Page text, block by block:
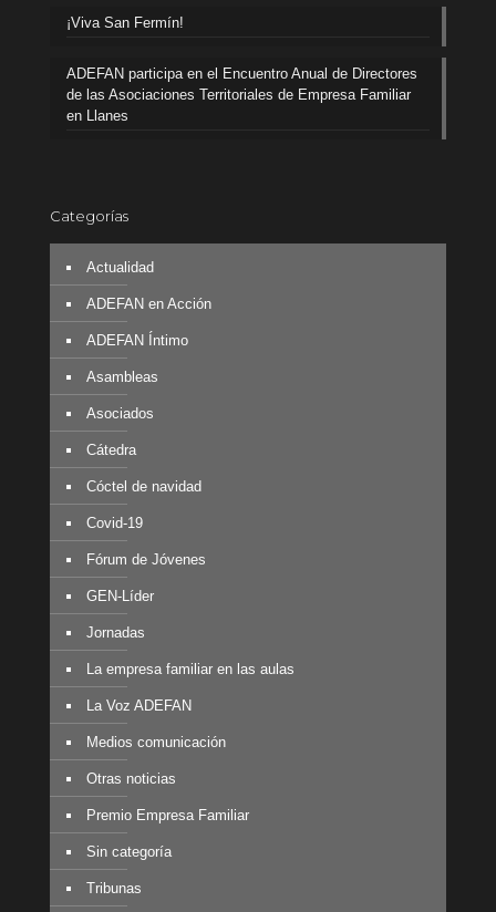
¡Viva San Fermín!
ADEFAN participa en el Encuentro Anual de Directores
de las Asociaciones Territoriales de Empresa Familiar
en Llanes
Categorías
Actualidad
ADEFAN en Acción
ADEFAN Íntimo
Asambleas
Asociados
Cátedra
Cóctel de navidad
Covid-19
Fórum de Jóvenes
GEN-Líder
Jornadas
La empresa familiar en las aulas
La Voz ADEFAN
Medios comunicación
Otras noticias
Premio Empresa Familiar
Sin categoría
Tribunas